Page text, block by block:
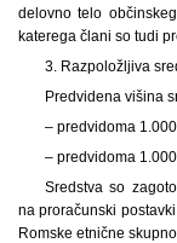
delovno telo
katerega člani so tudi
3. Razpoložljiva
Predvidena višina
– predvidoma
– predvidoma
Sredstva so
na proračunski
Romske etnične